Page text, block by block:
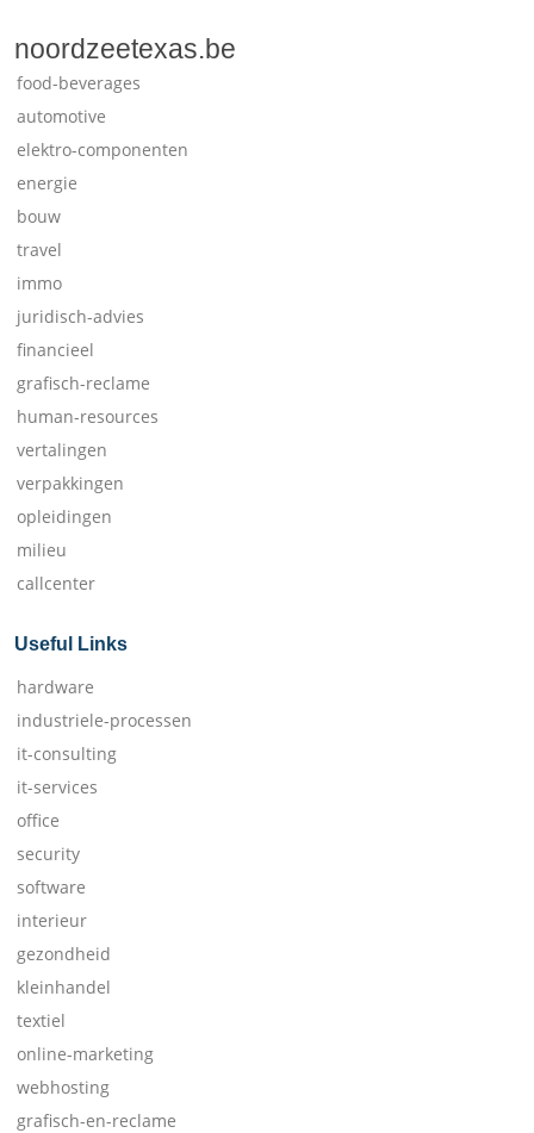
noordzeetexas.be
food-beverages
automotive
elektro-componenten
energie
bouw
travel
immo
juridisch-advies
financieel
grafisch-reclame
human-resources
vertalingen
verpakkingen
opleidingen
milieu
callcenter
Useful Links
hardware
industriele-processen
it-consulting
it-services
office
security
software
interieur
gezondheid
kleinhandel
textiel
online-marketing
webhosting
grafisch-en-reclame